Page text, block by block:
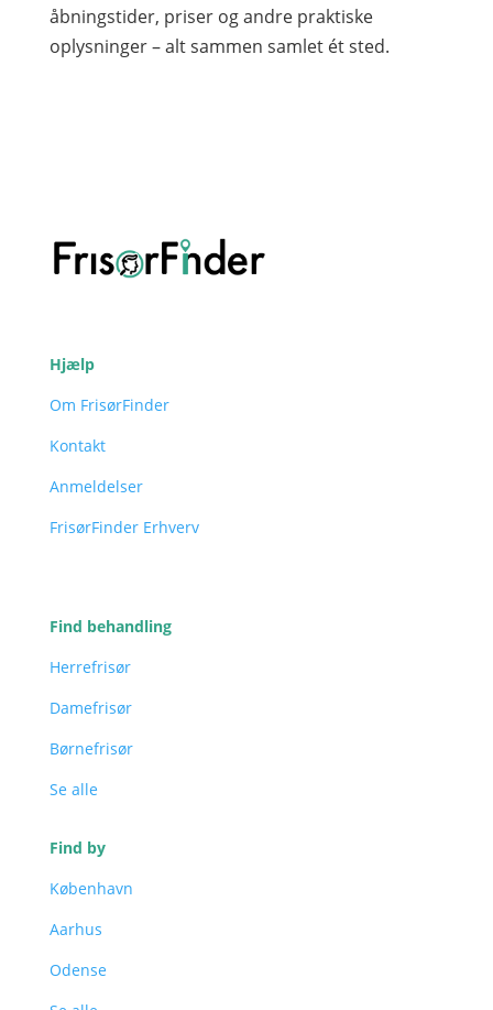
åbningstider, priser og andre praktiske
oplysninger – alt sammen samlet ét sted.
Hjælp
Om FrisørFinder
Kontakt
Anmeldelser
FrisørFinder Erhverv
Find behandling
Herrefrisør
Damefrisør
Børnefrisør
Se alle
Find by
København
Aarhus
Odense